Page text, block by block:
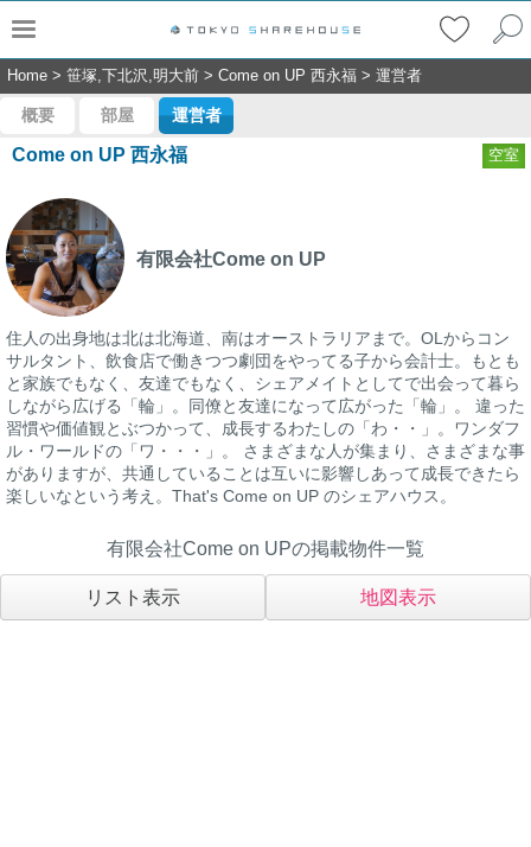
Home > 笹塚,下北沢,明大前 > Come on UP 西永福 > 運営者
概要 部屋 運営者
Come on UP 西永福 空室
有限会社Come on UP
住人の出身地は北は北海道、南はオーストラリアまで。OLからコン
サルタント、飲食店で働きつつ劇団をやってる子から会計士。もとも
と家族でもなく、友達でもなく、シェアメイトとしてで出会って暮ら
しながら広げる「輪」。同僚と友達になって広がった「輪」。 違った
習慣や価値観とぶつかって、成長するわたしの「わ・・」。ワンダフ
ル・ワールドの「ワ・・・」。 さまざまな人が集まり、さまざまな事
がありますが、共通していることは互いに影響しあって成長できたら
楽しいなという考え。That's Come on UP のシェアハウス。
有限会社Come on UPの掲載物件一覧
リスト表示 地図表示